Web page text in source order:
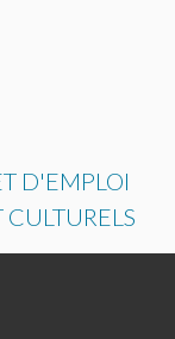
D'EMPLOI
CULTURELS